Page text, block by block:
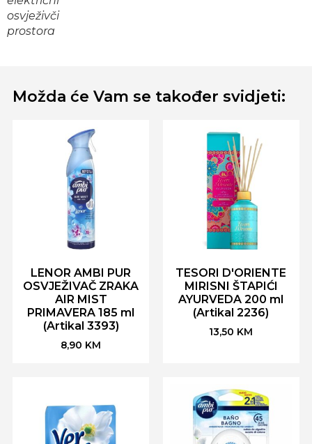
osvježivči
prostora
Možda će Vam se također svidjeti:
LENOR AMBI PUR
OSVJEŽIVAČ ZRAKA
AIR MIST
PRIMAVERA 185 ml
(Artikal 3393)
8,90 KM
TESORI D'ORIENTE
MIRISNI ŠTAPIĆI
AYURVEDA 200 ml
(Artikal 2236)
13,50 KM